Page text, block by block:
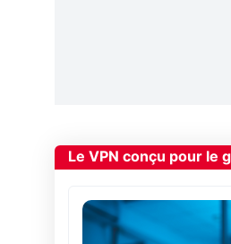
Le VPN conçu pour le